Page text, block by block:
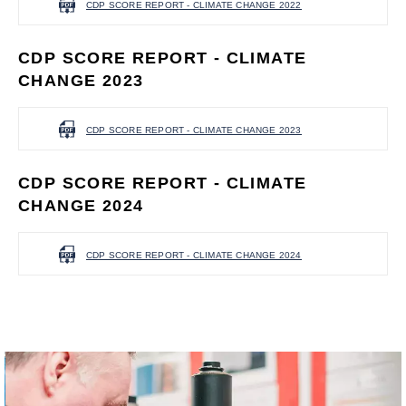
CDP SCORE REPORT - CLIMATE CHANGE 2022
CDP SCORE REPORT - CLIMATE
CHANGE 2023
CDP SCORE REPORT - CLIMATE CHANGE 2023
CDP SCORE REPORT - CLIMATE
CHANGE 2024
CDP SCORE REPORT - CLIMATE CHANGE 2024